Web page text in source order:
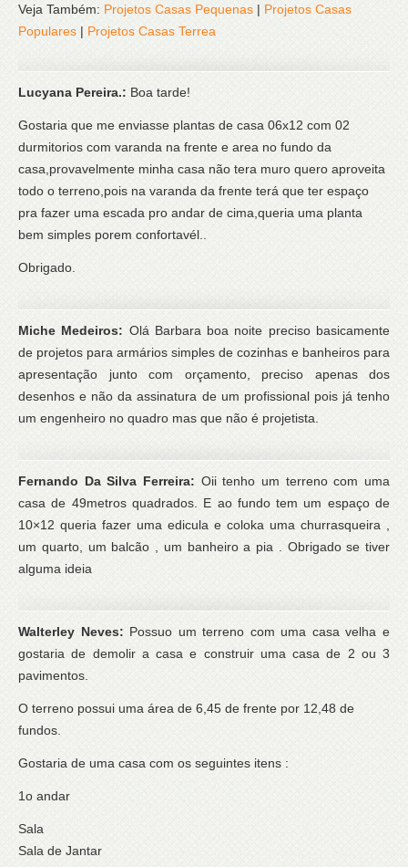
Veja Também: Projetos Casas Pequenas | Projetos Casas
Populares | Projetos Casas Terrea
Lucyana Pereira.: Boa tarde!
Gostaria que me enviasse plantas de casa 06x12 com 02
durmitorios com varanda na frente e area no fundo da
casa,provavelmente minha casa não tera muro quero aproveita
todo o terreno,pois na varanda da frente terá que ter espaço
pra fazer uma escada pro andar de cima,queria uma planta
bem simples porem confortavél..
Obrigado.
Miche Medeiros: Olá Barbara boa noite preciso basicamente
de projetos para armários simples de cozinhas e banheiros para
apresentação junto com orçamento, preciso apenas dos
desenhos e não da assinatura de um profissional pois já tenho
um engenheiro no quadro mas que não é projetista.
Fernando Da Silva Ferreira: Oii tenho um terreno com uma
casa de 49metros quadrados. E ao fundo tem um espaço de
10×12 queria fazer uma edicula e coloka uma churrasqueira ,
um quarto, um balcão , um banheiro a pia . Obrigado se tiver
alguma ideia
Walterley Neves: Possuo um terreno com uma casa velha e
gostaria de demolir a casa e construir uma casa de 2 ou 3
pavimentos.
O terreno possui uma área de 6,45 de frente por 12,48 de
fundos.
Gostaria de uma casa com os seguintes itens :
1o andar
Sala
Sala de Jantar